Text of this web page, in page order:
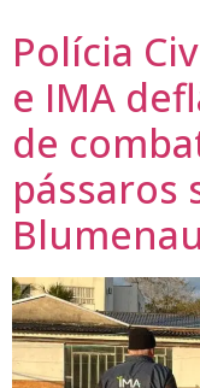
Polícia
e IMA
de
pássaros
Blumenau